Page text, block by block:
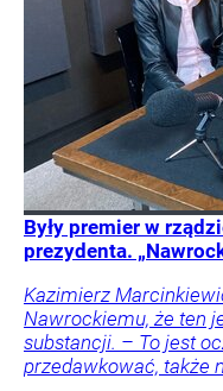
Były premier w
prezydenta.
Kazimierz
Nawrockiemu, że ten
substancji. – To jest
przedawkować, także